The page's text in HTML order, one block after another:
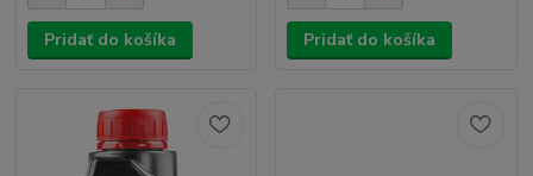
Pridať do košíka Pridať do košíka